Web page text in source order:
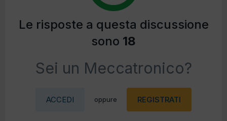
Le risposte a questa discussione
sono 18
Sei un Meccatronico?
ACCEDI oppure REGISTRATI